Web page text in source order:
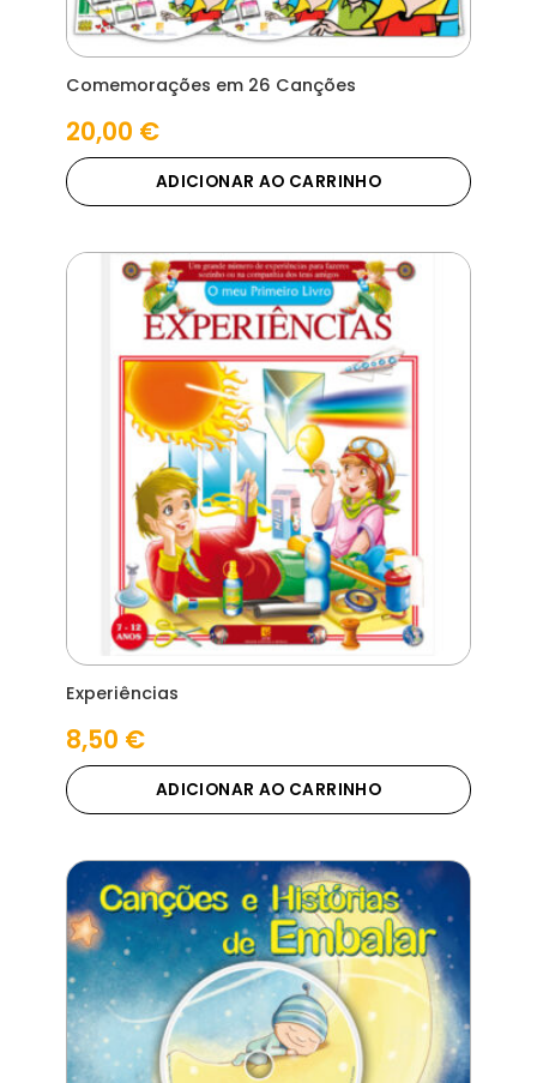
Comemorações em 26 Canções
20,00 €
ADICIONAR AO CARRINHO
Experiências
8,50 €
ADICIONAR AO CARRINHO